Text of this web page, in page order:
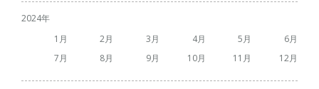
2024
1
2 3 4 5
6
7
8 9 10 11 12